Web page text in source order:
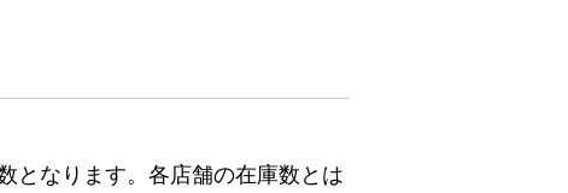
となります。各店舗の在庫数とは